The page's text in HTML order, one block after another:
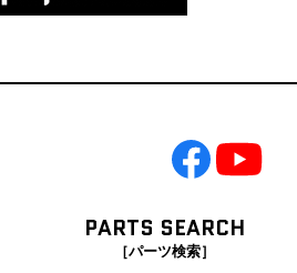
PARTS SEARCH
［パーツ検索］